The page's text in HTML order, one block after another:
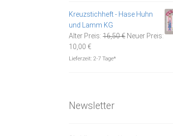
Kreuzstichheft - Hase Huhn
und Lamm KG
Alter Preis: 16,50€ Ursprünglicher
Neuer Preis:
10,00 €Aktueller
Preis
Lieferzeit:2-7 Tage*
Newsletter